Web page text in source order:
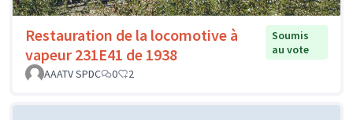
Restauration de la locomotive à
vapeur 231E41 de 1938
Soumis
au vote
AAATV SPDC
0 2